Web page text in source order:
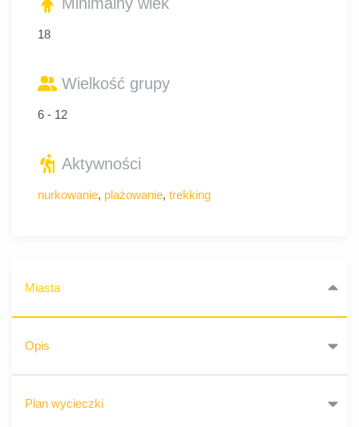
18
Wielkość grupy
6 - 12
Aktywności
nurkowanie, plażowanie, trekking
Miasta
Opis
Plan wycieczki